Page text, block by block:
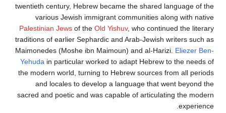
twentieth century, Hebrew became the shared language of the
various Jewish immigrant communities along with native
Palestinian Jews of the Old Yishuv, who continued the literary
traditions of earlier Sephardic and Arab-Jewish writers such as
Maimonedes (Moshe ibn Maimoun) and al-Harizi. Eliezer Ben-
Yehuda in particular worked to adapt Hebrew to the needs of
the modern world, turning to Hebrew sources from all periods
and locales to develop a language that went beyond the
sacred and poetic and was capable of articulating the modern
experience.